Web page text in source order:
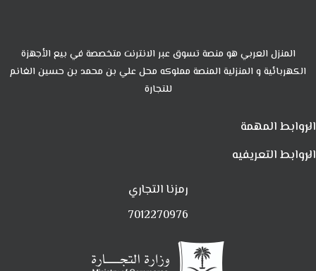
المنزل العربي هو منصة تسوق عبر الانترنت متخصصة في بيع الأجهزة
الكهربائية و المنزلية المنصة مملوكه محل علي بن محمد بن حسين الغانم
للتجارة
الروابط المهمة
الروابط التعريفيه
رمزنا التجاري
7012270976